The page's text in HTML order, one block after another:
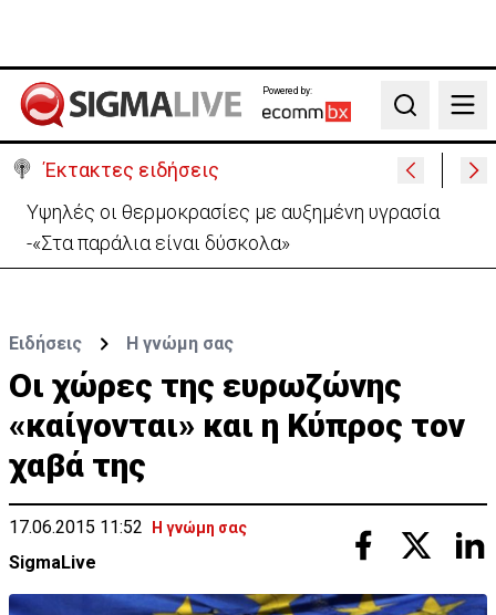
Powered by:
Search
Έκτακτες ειδήσεις
Υψηλές οι θερμοκρασίες με αυξημένη υγρασία
-«Στα παράλια είναι δύσκολα»
Ειδήσεις H γνώμη σας
Οι χώρες της ευρωζώνης
«καίγονται» και η Κύπρος τον
χαβά της
17.06.2015 11:52 Η γνώμη σας
SigmaLive